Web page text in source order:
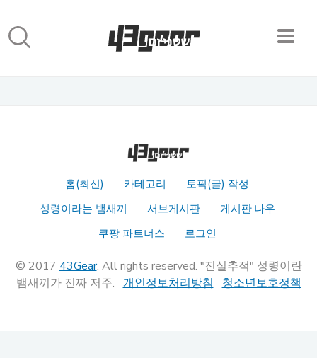
홈(최신) 카테고리
토픽(글) 작성
성령이라는 뱀새끼
서브게시판
게시판.나우
쿠팡 파트너스
로그인
© 2017 43Gear. All rights reserved. "진실추적" 성령이란
뱀새끼가 진짜 저주. 개인정보처리방침 청소년보호정책